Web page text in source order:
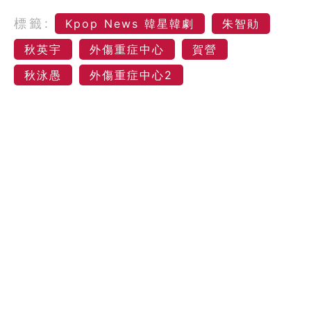
標籤: Kpop News 韓星韓劇
朱智勛
秋英宇
外傷重症中心
賀營
秋泳愚
外傷重症中心2